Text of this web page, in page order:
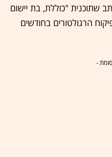
שתוכנית "כוללת, בת יישום
הרגולטורים בחודשים
-